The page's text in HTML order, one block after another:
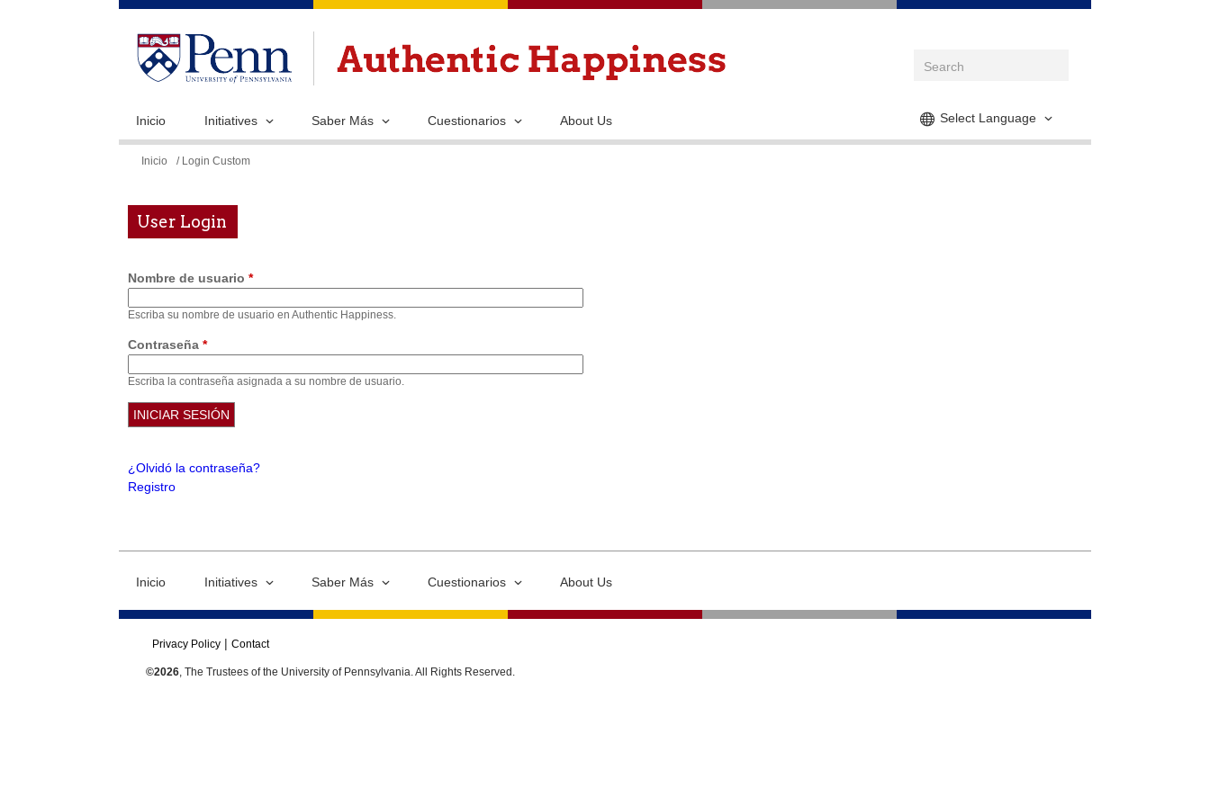
Pasar
contenido
Select Language
Inicio Initiatives Saber Más Cuestionarios About Us
Se
usted
aquí
Inicio / Login Custom
User Login
Nombre de usuario *
Escriba su nombre de usuario en Authentic Happiness.
Contraseña *
Escriba la contraseña asignada a su nombre de usuario.
¿Olvidó la contraseña?
Registro
Inicio Initiatives Saber Más Cuestionarios About Us
Privacy Policy Contact
©2026, The Trustees of the University of Pennsylvania. All Rights Reserved.